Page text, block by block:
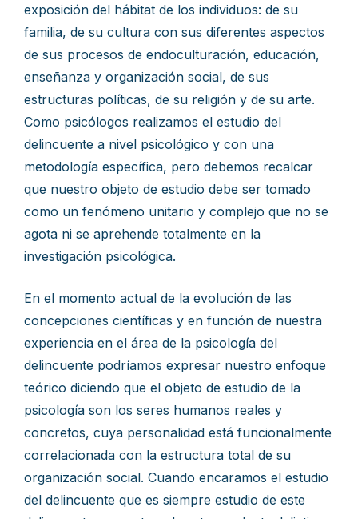
exposición del hábitat de los individuos: de su
familia, de su cultura con sus diferentes aspectos
de sus procesos de endoculturación, educación,
enseñanza y organización social, de sus
estructuras políticas, de su religión y de su arte.
Como psicólogos realizamos el estudio del
delincuente a nivel psicológico y con una
metodología específica, pero debemos recalcar
que nuestro objeto de estudio debe ser tomado
como un fenómeno unitario y complejo que no se
agota ni se aprehende totalmente en la
investigación psicológica.
En el momento actual de la evolución de las
concepciones científicas y en función de nuestra
experiencia en el área de la psicología del
delincuente podríamos expresar nuestro enfoque
teórico diciendo que el objeto de estudio de la
psicología son los seres humanos reales y
concretos, cuya personalidad está funcionalmente
correlacionada con la estructura total de su
organización social. Cuando encaramos el estudio
del delincuente que es siempre estudio de este